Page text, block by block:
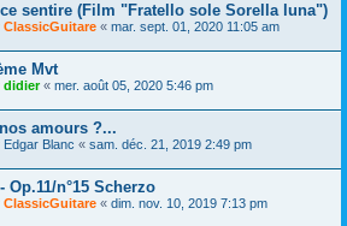
sentire (Film "Fratello sole Sorella luna")
ClassicGuitare « mar. sept. 01, 2020 11:05 am
Mvt
didier« mer. août 05, 2020 5:46 pm
amours ?...
Edgar Blanc « sam. déc. 21, 2019 2:49 pm
Op.11/n°15 Scherzo
ClassicGuitare « dim. nov. 10, 2019 7:13 pm